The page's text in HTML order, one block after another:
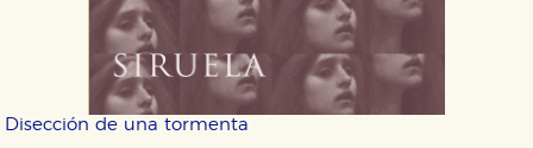
Disección de una tormenta